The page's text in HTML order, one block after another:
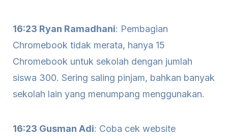
16:23 Ryan Ramadhani: Pembagian
Chromebook tidak merata, hanya 15
Chromebook untuk sekolah dengan jumlah
siswa 300. Sering saling pinjam, bahkan banyak
sekolah lain yang menumpang menggunakan.
16:23 Gusman Adi: Coba cek website